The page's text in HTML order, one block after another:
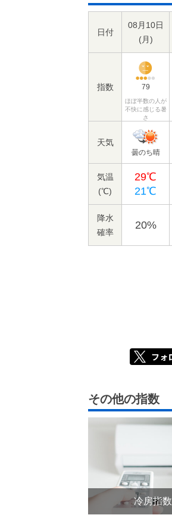
日付
08月10日
(月)
指数 79
ほぼ半数の人が
不快に感じる暑
さ
天気
曇のち晴
気温
(℃)
29℃
21℃
降水
確率
20%
その他の指数
冷房指数